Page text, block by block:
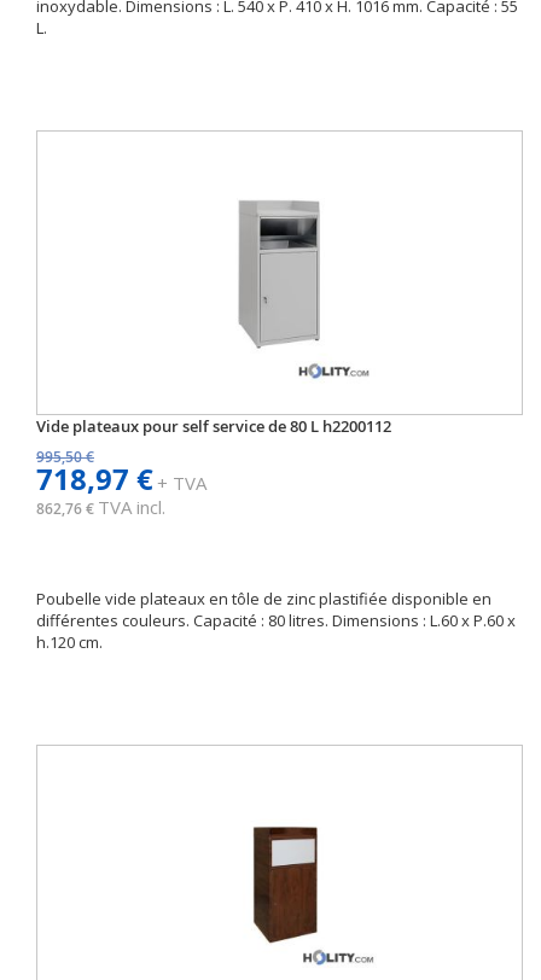
inoxydable. Dimensions : L. 540 x P. 410 x H. 1016 mm. Capacité : 55
L.
Vide plateaux pour self service de 80 L h2200112
995,50 €
718,97 €+ TVA
862,76 € TVA incl.
Poubelle vide plateaux en tôle de zinc plastifiée disponible en
différentes couleurs. Capacité : 80 litres. Dimensions : L.60 x P.60 x
h.120 cm.